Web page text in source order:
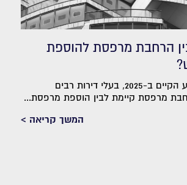
הרחבת מרפסת להוספת
הקדמהלפי המידע הקיים ב-2025, בעלי דירות רבים
מרפסת קיימת לבין הוספת מרפסת...
המשך קריאה >